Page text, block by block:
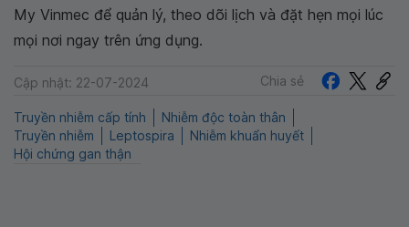
My Vinmec để quản lý, theo dõi lịch và đặt hẹn mọi lúc
mọi nơi ngay trên ứng dụng.
Cập nhật: 22-07-2024 Chia sẻ
Truyền nhiễm cấp tính
Nhiễm độc toàn thân
Truyền nhiễm
Leptospira
Nhiễm khuẩn huyết
Hội chứng gan thận